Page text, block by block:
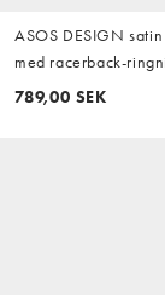
ASOS DESIGN
med racerback-
789,00 SEK